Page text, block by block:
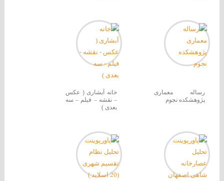
رساله معماری
پژوهشکده نجوم
خانه آبشاری ( عکس
– نقشه – فیلم – سه
بعدی )